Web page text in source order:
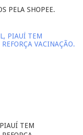
PELA SHOPEE.
TEM